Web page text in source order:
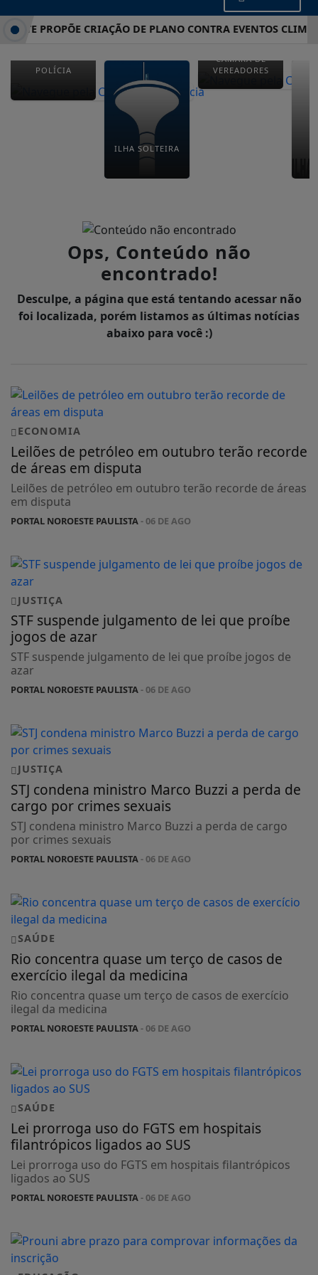
PROPÕE CRIAÇÃO DE PLANO CONTRA EVENTOS
POLÍCIA
ILHA SOLTEIRA
CÂMARA DE
VEREADORES
Ops, Conteúdo não
encontrado!
Desculpe, a página que está tentando acessar não
foi localizada, porém listamos as últimas notícias
abaixo para você :)
ECONOMIA
Leilões de petróleo em outubro terão recorde
de áreas em disputa
Leilões de petróleo em outubro terão recorde de áreas
em disputa
PORTAL NOROESTE PAULISTA- 06 DE AGO
JUSTIÇA
STF suspende julgamento de lei que proíbe
jogos de azar
STF suspende julgamento de lei que proíbe jogos de
azar
PORTAL NOROESTE PAULISTA- 06 DE AGO
JUSTIÇA
STJ condena ministro Marco Buzzi a perda de
cargo por crimes sexuais
STJ condena ministro Marco Buzzi a perda de cargo
por crimes sexuais
PORTAL NOROESTE PAULISTA- 06 DE AGO
SAÚDE
Rio concentra quase um terço de casos de
exercício ilegal da medicina
Rio concentra quase um terço de casos de exercício
ilegal da medicina
PORTAL NOROESTE PAULISTA- 06 DE AGO
SAÚDE
Lei prorroga uso do FGTS em hospitais
filantrópicos ligados ao SUS
Lei prorroga uso do FGTS em hospitais filantrópicos
ligados ao SUS
PORTAL NOROESTE PAULISTA- 06 DE AGO